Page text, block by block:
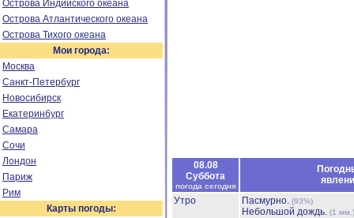
Острова Индийского океана
Острова Атлантического океана
Острова Тихого океана
Мои города:
Москва
Санкт-Петербург
Новосибирск
Екатеринбург
Самара
Сочи
Лондон
Париж
Рим
Карты погоды:
08.08
Суббота
погода сегодня
Утро
Пасмурно. (93%)
Небольшой дождь. (1 мм.)